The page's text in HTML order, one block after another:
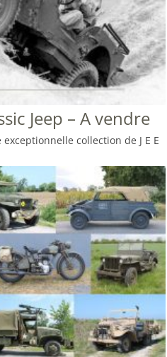
Jeep – A vendre
collection de J E E